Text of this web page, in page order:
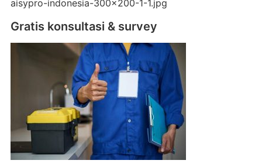
Gratis konsultasi & survey